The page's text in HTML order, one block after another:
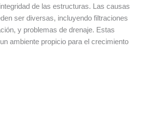
de las estructuras. Las causas
ser diversas, incluyendo filtraciones
y problemas de drenaje. Estas
ambiente propicio para el crecimiento